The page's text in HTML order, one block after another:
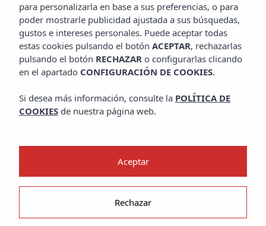
Inicio Journal Authentic Ibiza
LAS CAPILLAS MÁS ESPECIALES DE IBIZA
Por Laura Martínez
para personalizarla en base a sus preferencias, o para
poder mostrarle publicidad ajustada a sus búsquedas,
gustos e intereses personales. Puede aceptar todas
estas cookies pulsando el botón ACEPTAR, rechazarlas
pulsando el botón RECHAZAR o configurarlas clicando
en el apartado CONFIGURACIÓN DE COOKIES.
Si desea más información, consulte la POLÍTICA DE
COOKIES de nuestra página web.
Rechazar
Aceptar